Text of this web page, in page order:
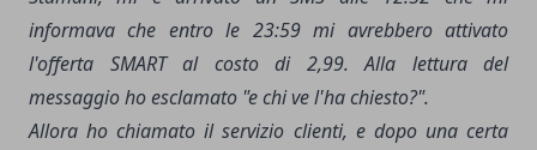
informava che entro le 23:59 mi avrebbero attivato
l'offerta SMART al costo di 2,99. Alla lettura del
messaggio ho esclamato "e chi ve l'ha chiesto?".
Allora ho chiamato il servizio clienti, e dopo una certa